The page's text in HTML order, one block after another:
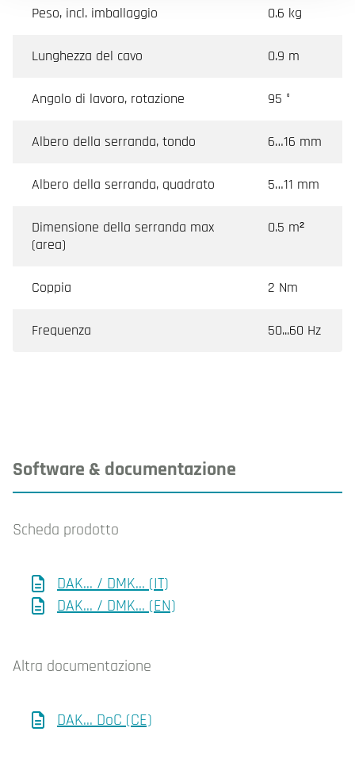
Peso, incl. imballaggio 0.6 kg
Lunghezza del cavo 0.9 m
Angolo di lavoro, rotazione 95 °
Albero della serranda, tondo 6…16 mm
Albero della serranda, quadrato 5…11 mm
Dimensione della serranda max
(area)
0.5 m²
Coppia 2 Nm
Frequenza 50...60 Hz
Software & documentazione
Scheda prodotto
DAK... / DMK... (IT)
DAK... / DMK... (EN)
Altra documentazione
DAK... DoC (CE)